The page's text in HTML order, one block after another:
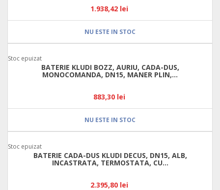
1.938,42 lei
NU ESTE IN STOC
Stoc epuizat
BATERIE KLUDI BOZZ, AURIU, CADA-DUS,
MONOCOMANDA, DN15, MANER PLIN,...
883,30 lei
NU ESTE IN STOC
Stoc epuizat
BATERIE CADA-DUS KLUDI DECUS, DN15, ALB,
INCASTRATA, TERMOSTATA, CU...
2.395,80 lei